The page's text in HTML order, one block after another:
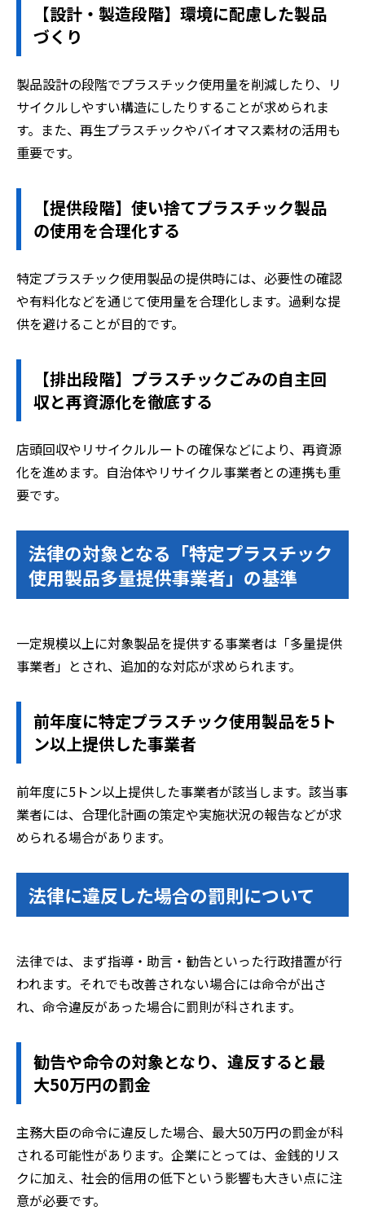
【設計・製造段階】環境に配慮した製品
づくり
製品設計の段階でプラスチック使用量を削減したり、リ
サイクルしやすい構造にしたりすることが求められま
す。また、再生プラスチックやバイオマス素材の活用も
重要です。
【提供段階】使い捨てプラスチック製品
の使用を合理化する
特定プラスチック使用製品の提供時には、必要性の確認
や有料化などを通じて使用量を合理化します。過剰な提
供を避けることが目的です。
【排出段階】プラスチックごみの自主回
収と再資源化を徹底する
店頭回収やリサイクルルートの確保などにより、再資源
化を進めます。自治体やリサイクル事業者との連携も重
要です。
法律の対象となる「特定プラスチック
使用製品多量提供事業者」の基準
一定規模以上に対象製品を提供する事業者は「多量提供
事業者」とされ、追加的な対応が求められます。
前年度に特定プラスチック使用製品を5ト
ン以上提供した事業者
前年度に5トン以上提供した事業者が該当します。該当事
業者には、合理化計画の策定や実施状況の報告などが求
められる場合があります。
法律に違反した場合の罰則について
法律では、まず指導・助言・勧告といった行政措置が行
われます。それでも改善されない場合には命令が出さ
れ、命令違反があった場合に罰則が科されます。
勧告や命令の対象となり、違反すると最
大50万円の罰金
主務大臣の命令に違反した場合、最大50万円の罰金が科
される可能性があります。企業にとっては、金銭的リス
クに加え、社会的信用の低下という影響も大きい点に注
意が必要です。